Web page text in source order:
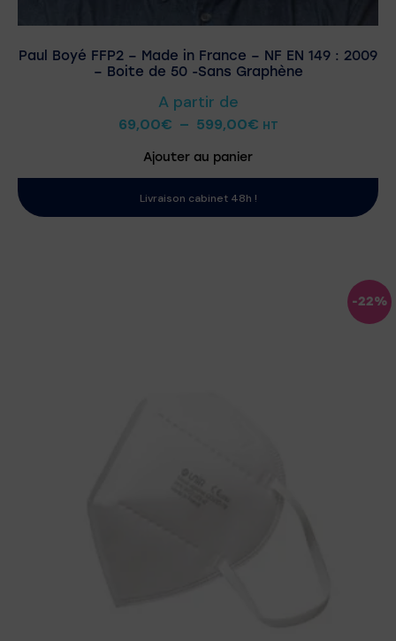
Paul Boyé FFP2 – Made in France – NF EN 149 : 2009
– Boite de 50 -Sans Graphène
A partir de
69,00€ – 599,00€ HT
Ajouter au panier
Livraison cabinet 48h !
-22%